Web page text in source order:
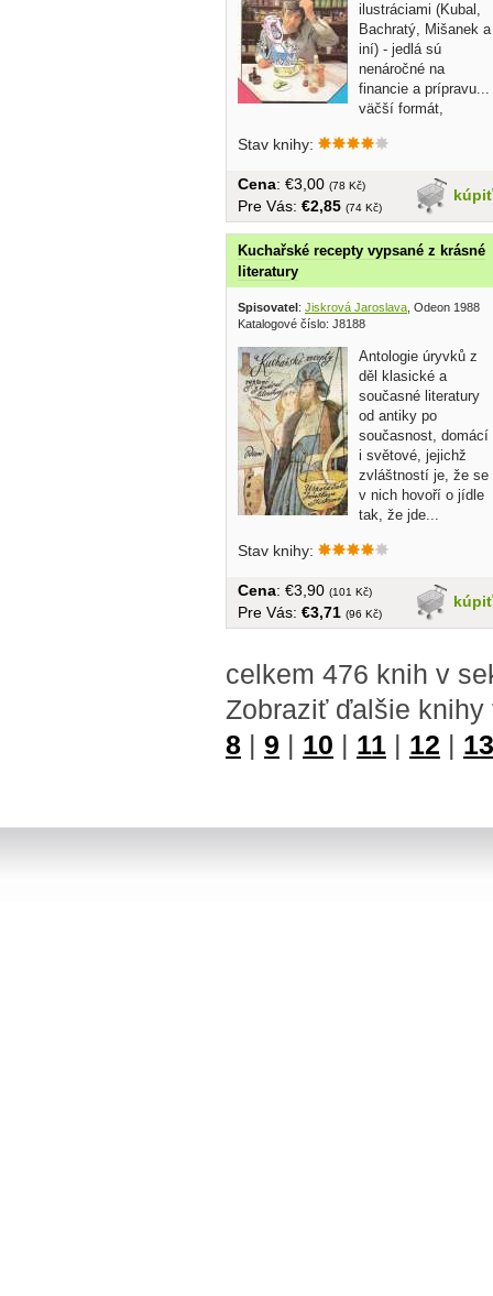
ilustráciami (Kubal,
Bachratý, Mišanek a
iní) - jedlá sú
nenáročné na
financie a prípravu...
väčší formát,
Stav knihy:
kúpiť
Cena: €3,00 (78 Kč)
Pre Vás: €2,85 (74 Kč)
Kuchařské recepty vypsané z krásné
literatury
Spisovatel: Jiskrová Jaroslava , Odeon 1988
Katalogové číslo: J8188
Antologie úryvků z
děl klasické a
současné literatury
od antiky po
současnost, domácí
i světové, jejichž
zvláštností je, že se
v nich hovoří o jídle
tak, že jde...
Stav knihy:
kúpiť
Cena: €3,90 (101 Kč)
Pre Vás: €3,71 (96 Kč)
celkem 476 knih v
Zobraziť ďalšie
8 | 9 | 10 | 11 | 12 | 13